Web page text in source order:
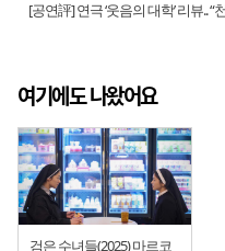
[공연評] 연극 ‘웃음의 대학’ 리뷰..
여기에도 나왔어요
검은 수녀들(2025) 마르코